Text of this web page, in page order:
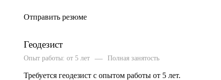
Отправить резюме
Геодезист
Опыт работы: от 5 лет — Полная занятость
Требуется геодезист с опытом работы от 5 лет.